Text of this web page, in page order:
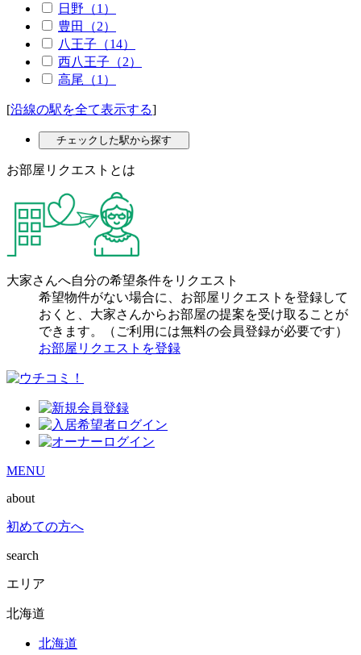
日野（1）
豊田（2）
八王子（14）
西八王子（2）
高尾（1）
[沿線の駅を全て表示する]
チェックした駅から探す
お部屋リクエストとは
大家さんへ自分の希望条件をリクエスト
希望物件がない場合に、お部屋リクエストを登録して
おくと、大家さんからお部屋の提案を受け取ることが
できます。（ご利用には無料の会員登録が必要です）
お部屋リクエストを登録
MENU
about
初めての方へ
search
エリア
北海道
北海道